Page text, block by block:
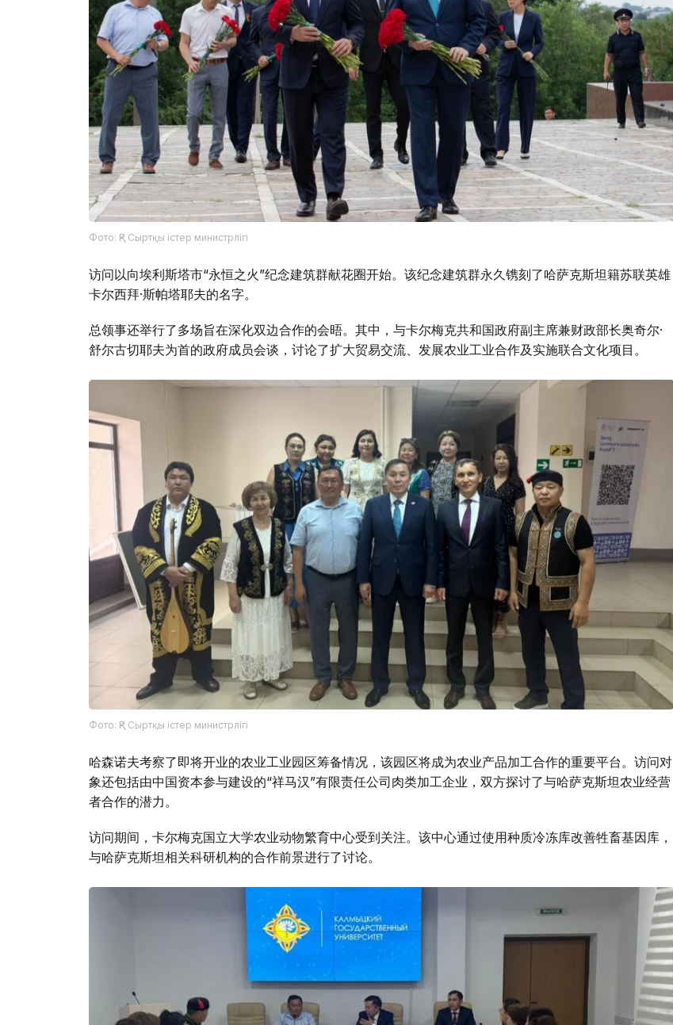
Фото: ҚР Сыртқы істер министрлігі
访问以向埃利斯塔市“永恒之火”纪念建筑群献花圈开始。该纪念建筑群永久镌刻了哈萨克斯坦籍苏联英雄
卡尔西拜·斯帕塔耶夫的名字。
总领事还举行了多场旨在深化双边合作的会晤。其中，与卡尔梅克共和国政府副主席兼财政部长奥奇尔·
舒尔古切耶夫为首的政府成员会谈，讨论了扩大贸易交流、发展农业工业合作及实施联合文化项目。
Фото: ҚР Сыртқы істер министрлігі
哈森诺夫考察了即将开业的农业工业园区筹备情况，该园区将成为农业产品加工合作的重要平台。访问对
象还包括由中国资本参与建设的“祥马汉”有限责任公司肉类加工企业，双方探讨了与哈萨克斯坦农业经营
者合作的潜力。
访问期间，卡尔梅克国立大学农业动物繁育中心受到关注。该中心通过使用种质冷冻库改善牲畜基因库，
与哈萨克斯坦相关科研机构的合作前景进行了讨论。